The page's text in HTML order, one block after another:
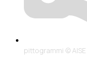
pittogrammi © AISE